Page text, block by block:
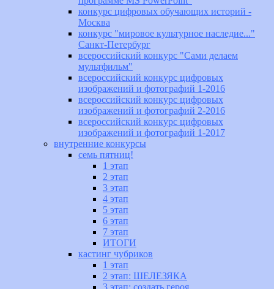
конкурс цифровых обучающих историй -
Москва
конкурс "мировое культурное наследие..."
Санкт-Петербург
всероссийский конкурс "Сами делаем
мультфильм"
всероссийский конкурс цифровых
изображений и фотографий 1-2016
всероссийский конкурс цифровых
изображений и фотографий 2-2016
всероссийский конкурс цифровых
изображений и фотографий 1-2017
внутренние конкурсы
семь пятниц!
1 этап
2 этап
3 этап
4 этап
5 этап
6 этап
7 этап
ИТОГИ
кастинг чубриков
1 этап
2 этап: ШЕЛЕЗЯКА
3 этап: создать героя